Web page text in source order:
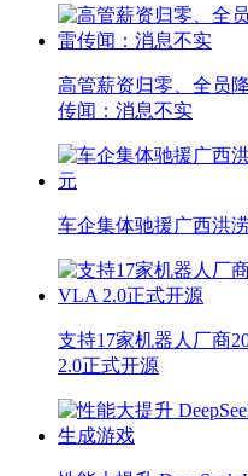
高管薪资归零、全员
传闻：消息不实
车企集体驰援广西洪
支持17家机器人厂商
2.0正式开源